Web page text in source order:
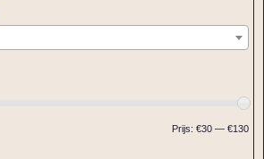
Prijs: €30 — €130